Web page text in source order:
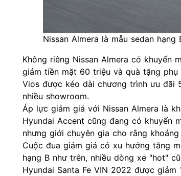
Nissan Almera là mẫu sedan
Không riêng Nissan Almera có
giảm tiền mặt 60 triệu và quà tặng
Vios được kéo dài chương trình ưu đãi
nhiều showroom.
Áp lực giảm giá với Nissan Almera là
Hyundai Accent cũng đang có khuyến
nhưng giới chuyên gia cho rằng
Cuộc đua giảm giá có xu hướng tăng
hạng B như trên, nhiều dòng xe "hot"
Hyundai Santa Fe VIN 2022 được